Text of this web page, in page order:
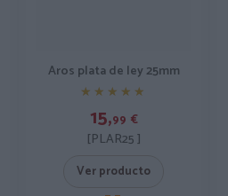
Aros plata de ley 25mm
★★★★★
★★★★★
15,99 €
[PLAR25 ]
Ver producto